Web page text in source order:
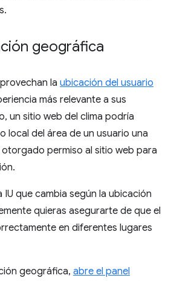
geográfica
la ubicación del usuario
más relevante a sus
un sitio web del clima podría
local del área de un usuario una
permiso al sitio web para
IU que cambia según la ubicación
quieras asegurarte de que el
en diferentes lugares
geográfica, abre el panel